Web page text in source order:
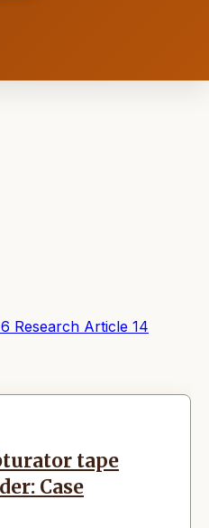
6 Research Article 14
tape
Case